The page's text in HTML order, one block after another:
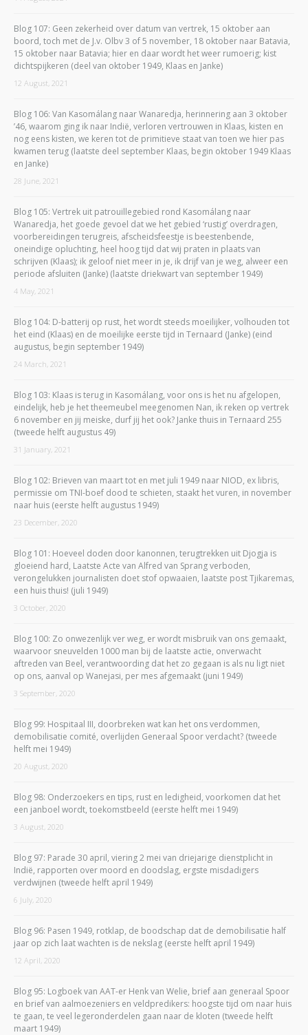
Blog 107: Geen zekerheid over datum van vertrek, 15 oktober aan
boord, toch met de J.v. Olbv 3 of 5 november, 18 oktober naar Batavia,
15 oktober naar Batavia; hier en daar wordt het weer rumoerig; kist
dichtspijkeren (deel van oktober 1949, Klaas en Janke)
12 August, 2021
Blog 106: Van Kasomálang naar Wanaredja, herinnering aan 3 oktober
’46, waarom ging ik naar Indië, verloren vertrouwen in Klaas, kisten en
nog eens kisten, we keren tot de primitieve staat van toen we hier pas
kwamen terug (laatste deel september Klaas, begin oktober 1949 Klaas
en Janke)
28 June, 2021
Blog 105: Vertrek uit patrouillegebied rond Kasomálang naar
Wanaredja, het goede gevoel dat we het gebied ‘rustig’ overdragen,
voorbereidingen terugreis, afscheidsfeestje is beestenbende,
oneindige opluchting, heel hoog tijd dat wij praten in plaats van
schrijven (Klaas); ik geloof niet meer in je, ik drijf van je weg, alweer een
periode afsluiten (Janke) (laatste driekwart van september 1949)
4 May, 2021
Blog 104: D-batterij op rust, het wordt steeds moeilijker, volhouden tot
het eind (Klaas) en de moeilijke eerste tijd in Ternaard (Janke) (eind
augustus, begin september 1949)
24 March, 2021
Blog 103: Klaas is terug in Kasomálang, voor ons is het nu afgelopen,
eindelijk, heb je het theemeubel meegenomen Nan, ik reken op vertrek
6 november en jij meiske, durf jij het ook? Janke thuis in Ternaard 255
(tweede helft augustus 49)
31 January, 2021
Blog 102: Brieven van maart tot en met juli 1949 naar NIOD, ex libris,
permissie om TNI-boef dood te schieten, staakt het vuren, in november
naar huis (eerste helft augustus 1949)
23 December, 2020
Blog 101: Hoeveel doden door kanonnen, terugtrekken uit Djogja is
gloeiend hard, Laatste Acte van Alfred van Sprang verboden,
verongelukken journalisten doet stof opwaaien, laatste post Tjikaremas,
een huis thuis! (juli 1949)
3 October, 2020
Blog 100: Zo onwezenlijk ver weg, er wordt misbruik van ons gemaakt,
waarvoor sneuvelden 1000 man bij de laatste actie, onverwacht
aftreden van Beel, verantwoording dat het zo gegaan is als nu ligt niet
op ons, aanval op Wanejasi, per mes afgemaakt (juni 1949)
3 September, 2020
Blog 99: Hospitaal III, doorbreken wat kan het ons verdommen,
demobilisatie comité, overlijden Generaal Spoor verdacht? (tweede
helft mei 1949)
20 August, 2020
Blog 98: Onderzoekers en tips, rust en ledigheid, voorkomen dat het
een janboel wordt, toekomstbeeld (eerste helft mei 1949)
3 August, 2020
Blog 97: Parade 30 april, viering 2 mei van driejarige dienstplicht in
Indië, rapporten over moord en doodslag, ergste misdadigers
verdwijnen (tweede helft april 1949)
6 July, 2020
Blog 96: Pasen 1949, rotklap, de boodschap dat de demobilisatie half
jaar op zich laat wachten is de nekslag (eerste helft april 1949)
12 April, 2020
Blog 95: Logboek van AAT-er Henk van Welie, brief aan generaal Spoor
en brief van aalmoezeniers en veldpredikers: hoogste tijd om naar huis
te gaan, te veel legeronderdelen gaan naar de kloten (tweede helft
maart 1949)